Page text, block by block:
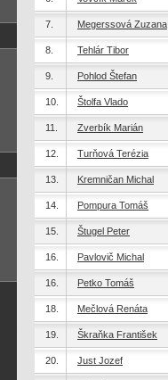
7. Megerssová Zuzana
8. Tehlár Tibor
9. Pohlod Štefan
10. Štolfa Vlado
11. Zverbík Marián
12. Turňová Terézia
13. Kremničan Michal
14. Pompura Tomáš
15. Štugel Peter
16. Pavlovič Michal
16. Petko Tomáš
18. Mečlová Renáta
19. Škraňka František
20. Just Jozef